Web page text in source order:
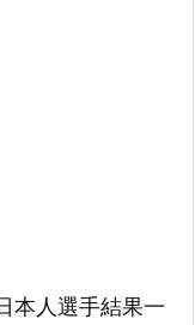
本人選手結果一